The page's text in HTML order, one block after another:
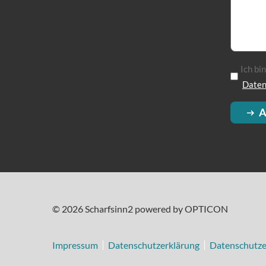
Ich
© 2026 Scharfsinn2 powered by OPTICON
Impressum Datenschutzerklärung